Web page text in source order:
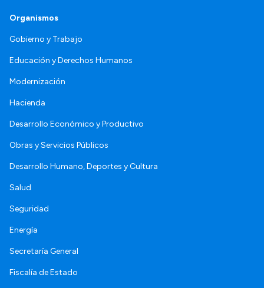
Organismos
Gobierno y Trabajo
Educación y Derechos Humanos
Modernización
Hacienda
Desarrollo Económico y Productivo
Obras y Servicios Públicos
Desarrollo Humano, Deportes y Cultura
Salud
Seguridad
Energía
Secretaría General
Fiscalía de Estado